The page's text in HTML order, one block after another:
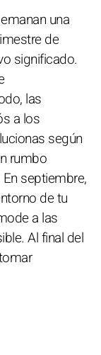
una
de
significado.
las
a los
según
rumbo
septiembre,
de tu
a las
Al final del